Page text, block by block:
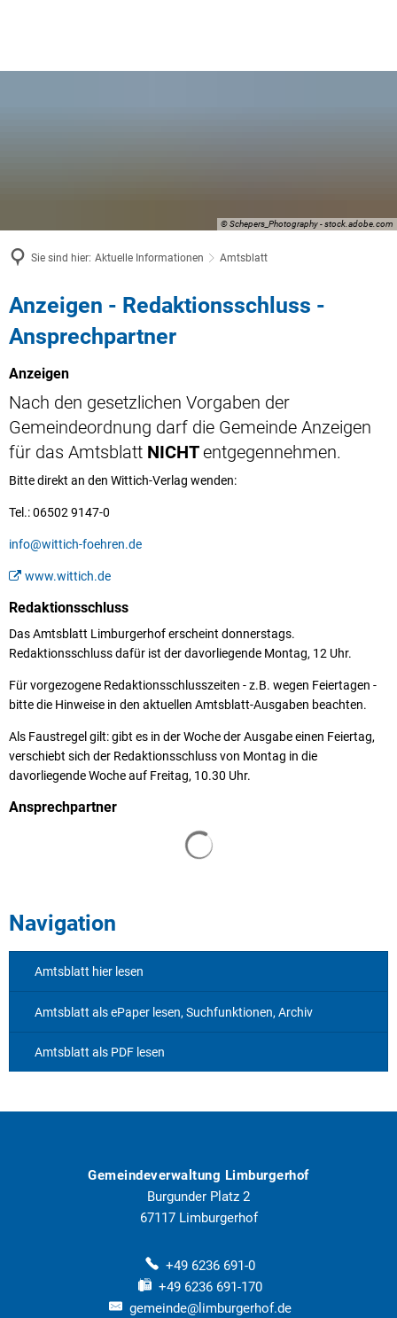
© Schepers_Photography - stock.adobe.com
Sie sind hier: Aktuelle Informationen Amtsblatt
Amtsblatt
Anzeigen - Redaktionsschluss -
Ansprechpartner
Anzeigen
Nach den gesetzlichen Vorgaben der
Gemeindeordnung darf die Gemeinde Anzeigen
für das Amtsblatt NICHTentgegennehmen.
Bitte direkt an den Wittich-Verlag wenden:
Tel.: 06502 9147-0
info@wittich-foehren.de
www.wittich.de
Redaktionsschluss
Das Amtsblatt Limburgerhof erscheint donnerstags.
Redaktionsschluss dafür ist der davorliegende Montag, 12 Uhr.
Für vorgezogene Redaktionsschlusszeiten - z.B. wegen Feiertagen -
bitte die Hinweise in den aktuellen Amtsblatt-Ausgaben beachten.
Als Faustregel gilt: gibt es in der Woche der Ausgabe einen Feiertag,
verschiebt sich der Redaktionsschluss von Montag in die
davorliegende Woche auf Freitag, 10.30 Uhr.
Ansprechpartner
Navigation
Amtsblatt hier lesen
Amtsblatt als ePaper lesen, Suchfunktionen, Archiv
Amtsblatt als PDF lesen
Gemeindeverwaltung Limburgerhof
Burgunder Platz 2
67117 Limburgerhof
+49 6236 691-0
+49 6236 691-170
gemeinde@limburgerhof.de